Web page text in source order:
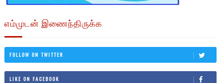
எம்முடன் இணைந்திருக்க
FOLLOW ON TWITTER
LIKE ON FACEBOOK